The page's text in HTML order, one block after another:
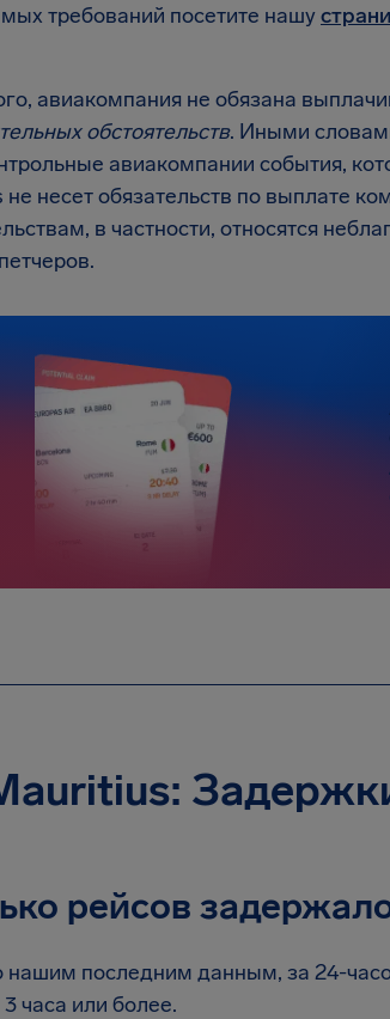
требований посетите нашу
авиакомпания не обязана
обстоятельств. Иными
авиакомпании события,
несет обязательств по выплате
в частности, относятся
рейсов
нашим последним данным, за 24-
часа или более.